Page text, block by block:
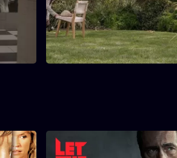
over
de
haar afzijdige gedrag
Tegelijkertijd maken zij en
met ouders die wantrouwig
tegenover Ethan bij zijn eerste
schooldag.